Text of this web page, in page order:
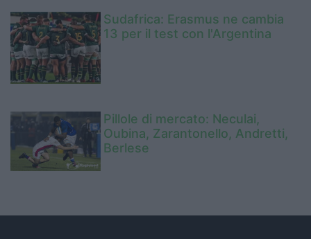
Sudafrica: Erasmus ne cambia
13 per il test con l'Argentina
Pillole di mercato: Neculai,
Oubina, Zarantonello, Andretti,
Berlese